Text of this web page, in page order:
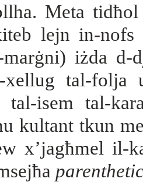
Meta
lejn in-
iżda d-
xellug tal-
tal-isem tal-
kultant tkun
x’jagħmel il-